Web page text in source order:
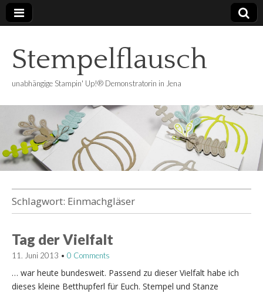
Stempelflausch
unabhängige Stampin' Up!® Demonstratorin in Jena
Schlagwort: Einmachgläser
Tag der Vielfalt
11. Juni 2013 • 0 Comments
… war heute bundesweit. Passend zu dieser Vielfalt habe ich
dieses kleine Betthupferl für Euch. Stempel und Stanze